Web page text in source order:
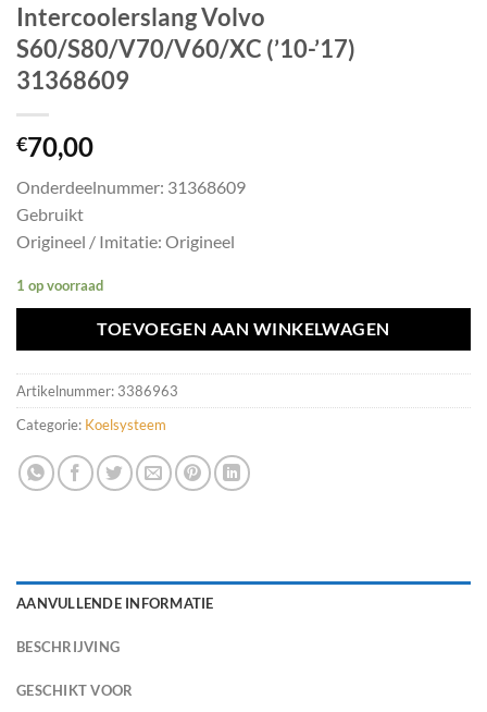
Intercoolerslang Volvo
S60/S80/V70/V60/XC (’10-’17)
31368609
€70,00
Onderdeelnummer: 31368609
Gebruikt
Origineel / Imitatie: Origineel
1 op voorraad
TOEVOEGEN AAN WINKELWAGEN
Artikelnummer: 3386963
Categorie: Koelsysteem
AANVULLENDE INFORMATIE
BESCHRIJVING
GESCHIKT VOOR